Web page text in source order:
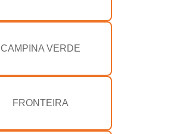
CAMPINA VERDE
FRONTEIRA